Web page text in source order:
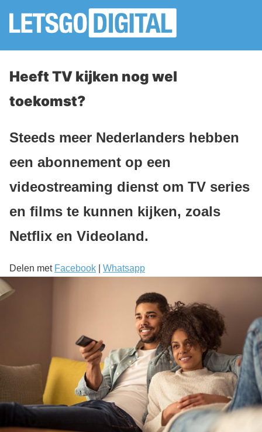
Heeft TV kijken nog wel
toekomst?
Steeds meer Nederlanders hebben
een abonnement op een
videostreaming dienst om TV series
en films te kunnen kijken, zoals
Netflix en Videoland.
Delen met Facebook Whatsapp